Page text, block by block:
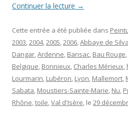
Continuer la lecture →
Cette entrée a été publiée dans
2003,2004,2005,2006,Abbaye de
Dangar,Ardenne, Bansac, Bau Rouge,
Belgique, Bonnieux, Charles Mérieux,
Lourmarin, Lubéron, Lyon, Mallemort,
Sabata, Moustiers-Sainte-Marie, Nu,
Rhône,toile,Val d'Isère, le 29